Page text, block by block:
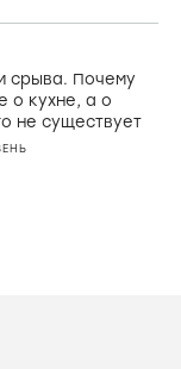
срыва. Почему
о кухне, а о
не существует